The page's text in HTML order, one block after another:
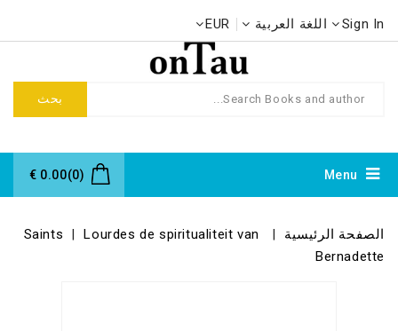
Sign In اللغة العربية EUR
بحث
(0)
0.00 € Menu
الصفحة الرئيسية Saints
Lourdes de spiritualiteit van
Bernadette